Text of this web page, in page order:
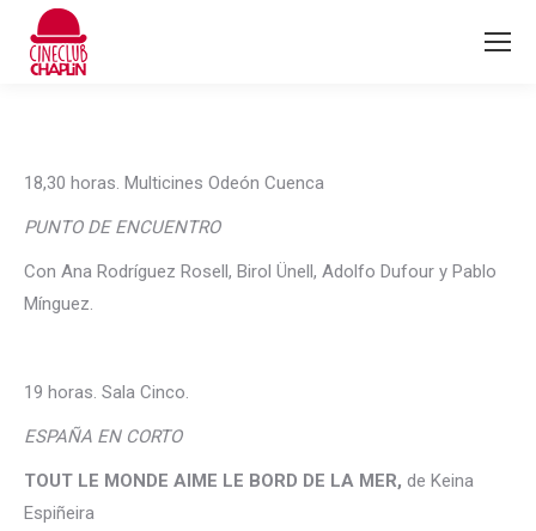
18,30 horas. Multicines Odeón Cuenca
PUNTO DE ENCUENTRO
Con Ana Rodríguez Rosell, Birol Ünell, Adolfo Dufour y Pablo
Mínguez.
19 horas. Sala Cinco.
ESPAÑA EN CORTO
TOUT LE MONDE AIME LE BORD DE LA MER, de Keina
Espiñeira